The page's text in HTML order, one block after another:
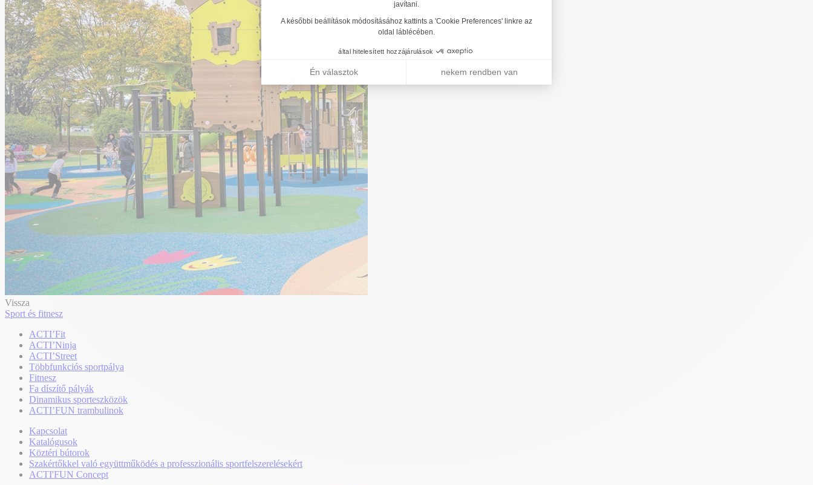
Vissza
Sport és fitnesz
ACTI’Fit
ACTI’Ninja
ACTI’Street
Többfunkciós sportpálya
Fitnesz
Fa díszítő pályák
Dinamikus sporteszközök
ACTI’FUN trambulinok
Kapcsolat
Katalógusok
Köztéri bútorok
Szakértőkkel való együttműködés a professzionális sportfelszerelésekért
ACTI'FUN Concept